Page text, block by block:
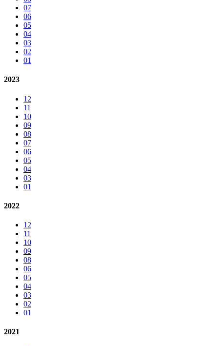
07
06
05
04
03
02
01
2023
12
11
10
09
08
07
06
05
04
03
01
2022
12
11
10
09
08
06
05
04
03
02
01
2021